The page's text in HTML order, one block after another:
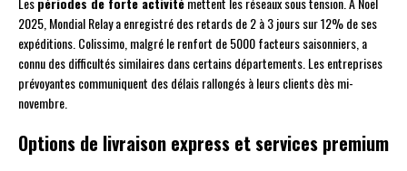
2025, Mondial Relay a enregistré des retards de 2 à 3 jours sur 12% de ses
expéditions. Colissimo, malgré le renfort de 5000 facteurs saisonniers, a
connu des difficultés similaires dans certains départements. Les entreprises
prévoyantes communiquent des délais rallongés à leurs clients dès mi-
novembre.
Options de livraison express et services premium